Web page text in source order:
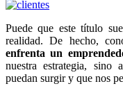
Puede que este título
realidad. De hecho,
enfrenta un
nuestra estrategia, sino
puedan surgir y que nos